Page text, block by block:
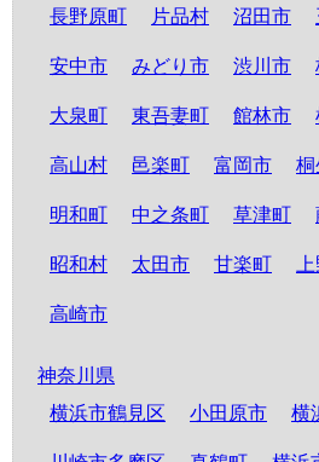
長野原町 片品村 沼田市
安中市 みどり市 渋川市
大泉町 東吾妻町 館林市
高山村 邑楽町 富岡市 桐
明和町 中之条町 草津町
昭和村 太田市 甘楽町
高崎市
神奈川県
横浜市鶴見区
小田原市 横